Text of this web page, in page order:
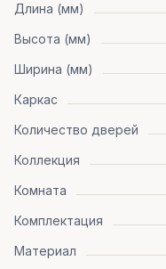
Длина (мм)
Высота (мм)
Ширина (мм)
Каркас
Количество дверей
Коллекция
Комната
Комплектация
Материал